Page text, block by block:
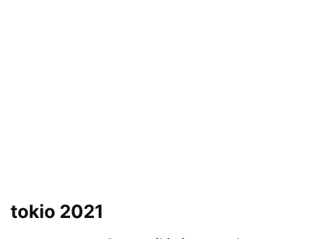
tokio 2021